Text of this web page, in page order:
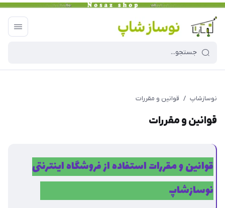
نوسازشاپ / قوانین و مقررات
قوانین و مقررات
قوانین و مقررات استفاده از فروشگاه اینترنتی
نوسازشاپ